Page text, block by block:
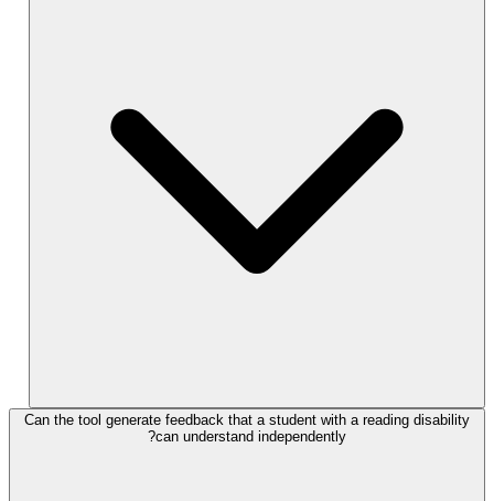
Can the tool generate feedback that a student with a reading disability
can understand independently?